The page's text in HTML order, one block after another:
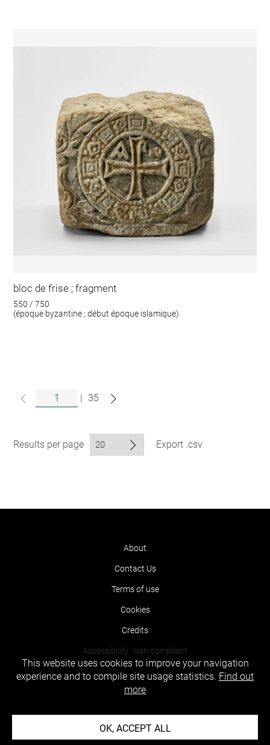
bloc de frise ; fragment
550 / 750
(époque byzantine ; début époque islamique)
| 35
Results per page Export .csv
About
Contact Us
Terms of use
Cookies
Credits
Accessibility : non compliant
This website uses cookies to improve your navigation
experience and to compile site usage statistics. Find out
more
OK, ACCEPT ALL